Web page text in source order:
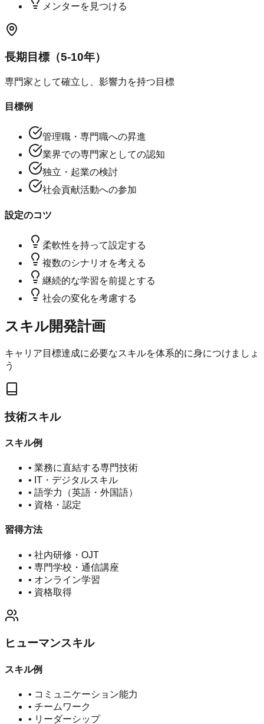
メンターを見つける
長期目標（5-10年）
専門家として確立し、影響力を持つ目標
目標例
管理職・専門職への昇進
業界での専門家としての認知
独立・起業の検討
社会貢献活動への参加
設定のコツ
柔軟性を持って設定する
複数のシナリオを考える
継続的な学習を前提とする
社会の変化を考慮する
スキル開発計画
キャリア目標達成に必要なスキルを体系的に身につけましょ
う
技術スキル
スキル例
• 業務に直結する専門技術
• IT・デジタルスキル
• 語学力（英語・外国語）
• 資格・認定
習得方法
• 社内研修・OJT
• 専門学校・通信講座
• オンライン学習
• 資格取得
ヒューマンスキル
スキル例
• コミュニケーション能力
• チームワーク
• リーダーシップ